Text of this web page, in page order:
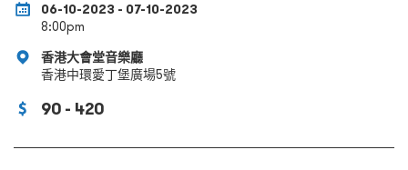
06-10-2023 - 07-10-2023
8:00pm
香港大會堂音樂廳
香港中環愛丁堡廣場5號
90 - 420